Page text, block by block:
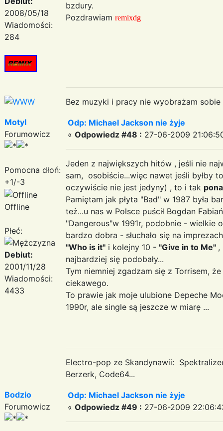
2008/05/18
Wiadomości:
284
bzdury.
Pozdrawiam remixdg
Bez muzyki i pracy nie wyobrażam sobie
Motyl
Forumowicz
Pomocna dłoń:
+1/-3
Offline
Płeć:
Debiut:
2001/11/28
Wiadomości:
4433
Odp: Michael Jackson nie żyje
« Odpowiedz #48 : 27-06-2009
Jeden z największych hitów , jeśli nie
sam, osobiście...więc nawet jeśli byłby
oczywiście nie jest jedyny) , to i tak
Pamiętam jak płyta "Bad" w 1987 była
też...u nas w Polsce puścił Bogdan
"Dangerous"w 1991r, podobnie - wielkie
bardzo dobra - słuchało się na
"Who is it" i kolejny 10 - "Give in to Me" ,
najbardziej się podobały...
Tym niemniej zgadzam się z Torrisem,
ciekawego.
To prawie jak moje ulubione Depeche
1990r, ale single są jeszcze w miarę ...
Electro-pop ze Skandynawii:
Berzerk, Code64...
Bodzio
Forumowicz
Odp: Michael Jackson nie żyje
« Odpowiedz #49 : 27-06-2009